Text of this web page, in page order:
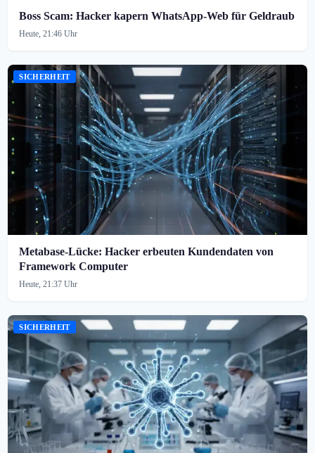
Boss Scam: Hacker kapern WhatsApp-Web für Geldraub
Heute, 21:46 Uhr
SICHERHEIT
Metabase-Lücke: Hacker erbeuten Kundendaten von
Framework Computer
Heute, 21:37 Uhr
SICHERHEIT